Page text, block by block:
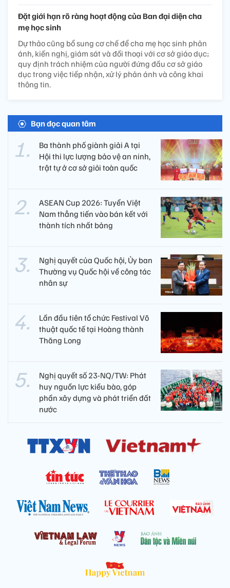
Đặt giới hạn rõ ràng hoạt động của Ban đại diện cha
mẹ học sinh
Dự thảo cũng bổ sung cơ chế để cha mẹ học sinh phản
ánh, kiến nghị, giám sát và đối thoại với cơ sở giáo dục;
quy định trách nhiệm của người đứng đầu cơ sở giáo
dục trong việc tiếp nhận, xử lý phản ánh và công khai
thông tin.
Bạn đọc quan tâm
Ba thành phố giành giải A tại
Hội thi lực lượng bảo vệ an ninh,
trật tự ở cơ sở giỏi toàn quốc
ASEAN Cup 2026: Tuyển Việt
Nam thẳng tiến vào bán kết với
thành tích nhất bảng
Nghị quyết của Quốc hội, Ủy ban
Thường vụ Quốc hội về công tác
nhân sự
Lần đầu tiên tổ chức Festival Võ
thuật quốc tế tại Hoàng thành
Thăng Long
Nghị quyết số 23-NQ/TW: Phát
huy nguồn lực kiều bào, góp
phần xây dựng và phát triển đất
nước